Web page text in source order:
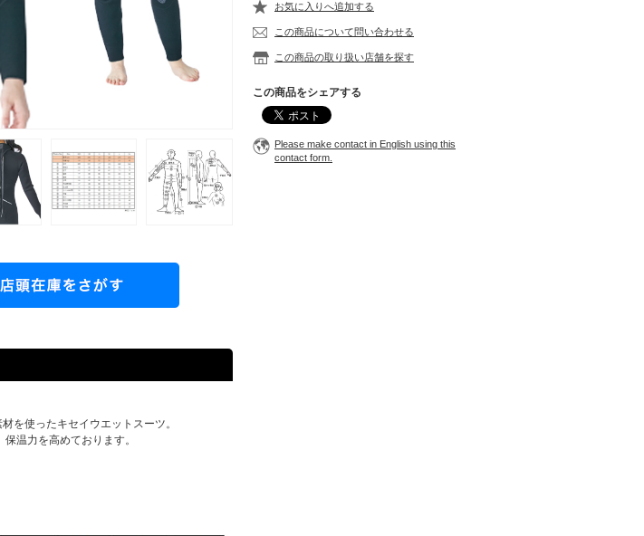
を使ったキセイウエットスーツ。
温力を高めております。
お気に入りへ追加する
この商品について問い合わせる
この商品の取り扱い店舗を探す
この商品をシェアする
Please make contact in English using this
contact form.